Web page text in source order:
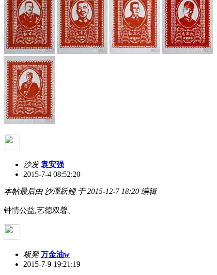
沙发 袁安强
2015-7-4 08:52:20
本帖最后由 沙潭跃鲤 于 2015-12-7 18:20 编辑
钟情公益,艺德双馨。
板凳 万金油w
2015-7-9 19:21:19